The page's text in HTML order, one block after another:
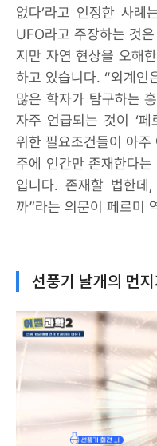
없다’라고 인정한 사례
UFO라고 주장하는 것
지만 자연 현상을 오해
하고 있습니다. “외계인
많은 학자가 탐구하는
자주 언급되는 것이 ‘페
위한 필요조건들이 아
주에 인간만 존재한다
입니다. 존재할 법한데
까”라는 의문이 페르미
선풍기 날개의 먼